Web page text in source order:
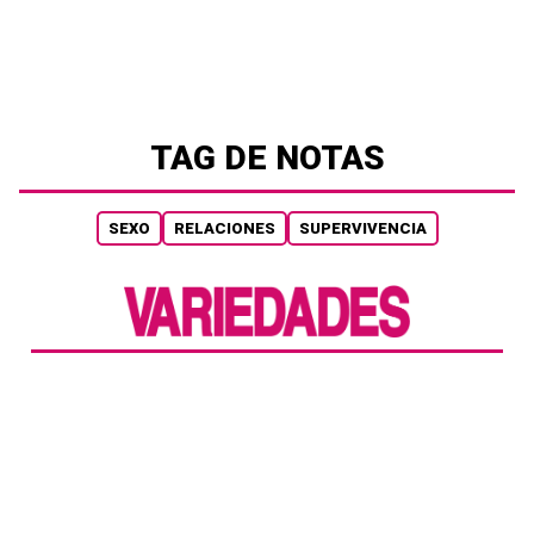
TAG DE NOTAS
SEXO RELACIONES SUPERVIVENCIA